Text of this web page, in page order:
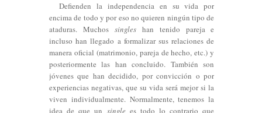
Defienden la independencia en su vida por
encima de todo y por eso no quieren ningún tipo de
ataduras. Muchossingles han tenido pareja e
incluso han llegado a formalizar sus relaciones de
manera oficial (matrimonio, pareja de hecho, etc.) y
posteriormente las han concluido. También son
jóvenes que han decidido, por convicción o por
experiencias negativas, que su vida será mejor si la
viven individualmente. Normalmente, tenemos la